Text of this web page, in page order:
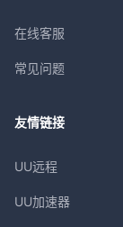
在线客服
常见问题
友情链接
UU远程
UU加速器